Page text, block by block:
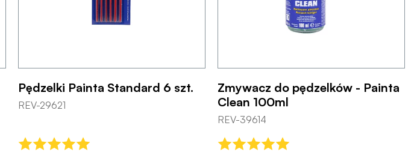
Pędzelki Painta Standard 6 szt.
REV-29621
Zmywacz do pędzelków - Painta
Clean 100ml
REV-39614